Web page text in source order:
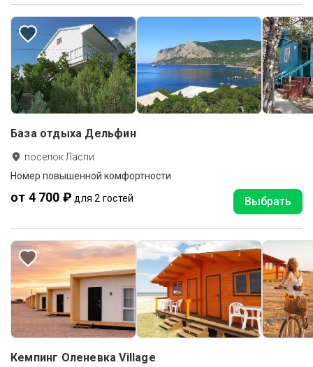
База отдыха Дельфин
поселок Ласпи
Номер повышенной комфортности
от 4 700 ₽ для 2 гостей Выбрать
Кемпинг Оленевка Village